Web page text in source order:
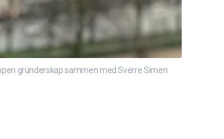
gründerskap sammen med Sverre Simen